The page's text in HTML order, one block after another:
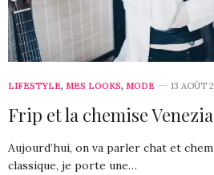
LIFESTYLE, MES LOOKS, MODE 13 AOÛT
Frip et la chemise Venezia
Aujourd’hui, on va parler chat et
classique, je porte une…